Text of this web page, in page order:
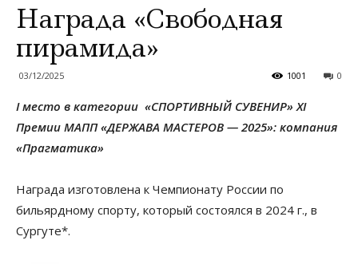
Награда «Свободная
пирамида»
03/12/2025 0
1001
I место в категории «СПОРТИВНЫЙ СУВЕНИР»XI
Премии МАПП «ДЕРЖАВА МАСТЕРОВ — 2025»: компания
«Прагматика»
Награда изготовлена к Чемпионату России по
бильярдному спорту, который состоялся в 2024 г., в
Сургуте*.